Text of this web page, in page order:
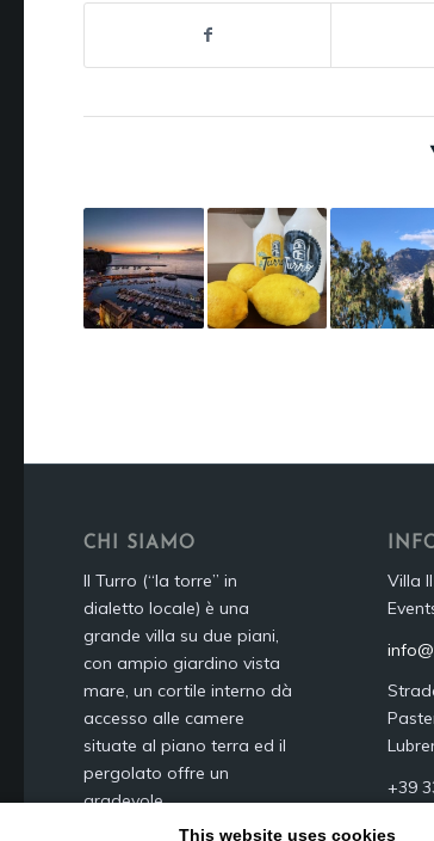
CHI SIAMO
Il Turro (“la torre” in
dialetto locale) è una
grande villa su due piani,
con ampio giardino vista
mare, un cortile interno dà
accesso alle camere
situate al piano terra ed il
pergolato offre un
gradevole
ombreggiamento.
Villa
+39
This website uses cookies